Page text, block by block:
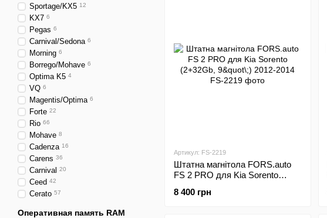
Артикул: FS-2219
Штатна магнітола FORS.auto
FS 2 PRO для Kia Sorento
8 400 грн
Sportage/KX5 12
KX7 6
Pegas 6
Carnival/Sedona 6
Morning 6
Borrego/Mohave 6
Optima K5 4
VQ 6
Magentis/Optima 6
Forte 22
Rio 66
Mohave 8
Cadenza 16
Carens 36
Carnival 20
Ceed 42
Cerato 57
Оперативная память RAM